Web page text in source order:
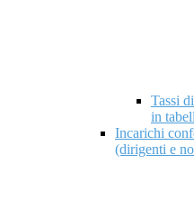
Tassi
in
Incarichi
(dirigenti e